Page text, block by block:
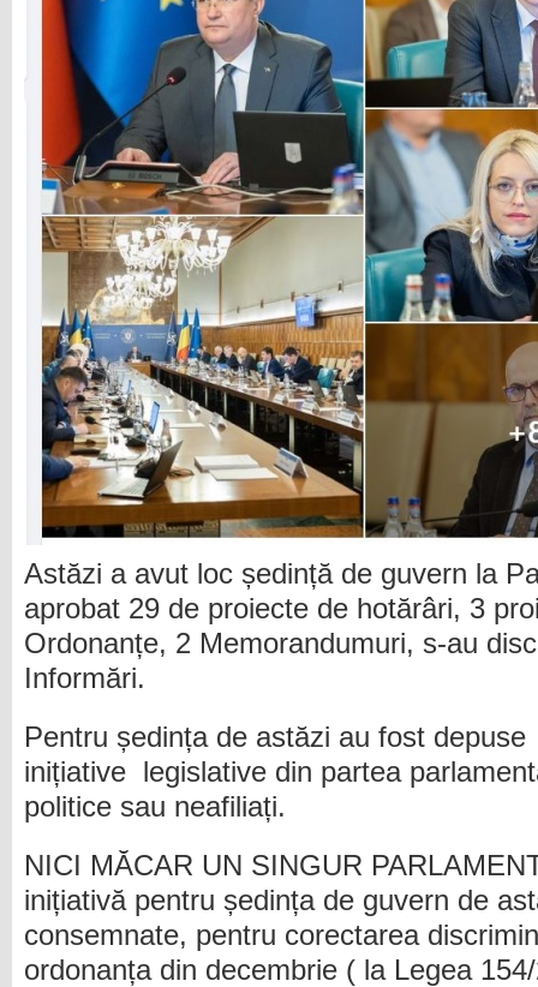
Astăzi a avut loc ședință de guvern la
aprobat 29 de proiecte de hotărâri, 3
Ordonanțe, 2 Memorandumuri, s-au
Informări.
Pentru ședința de astăzi au fost
inițiative legislative din partea
politice sau neafiliați.
NICI MĂCAR UN SINGUR
inițiativă pentru ședința de guvern de
consemnate, pentru corectarea
ordonanța din decembrie ( la Legea